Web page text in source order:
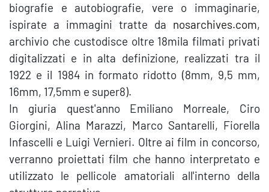
biografie e autobiografie, vere o immaginarie,
ispirate a immagini tratte da nosarchives.com,
archivio che custodisce oltre 18mila filmati privati
digitalizzati e in alta definizione, realizzati tra il
1922 e il 1984 in formato ridotto (8mm, 9,5 mm,
16mm, 17,5mm e super8).
In giuria quest'anno Emiliano Morreale, Ciro
Giorgini, Alina Marazzi, Marco Santarelli, Fiorella
Infascelli e Luigi Vernieri. Oltre ai film in concorso,
verranno proiettati film che hanno interpretato e
utilizzato le pellicole amatoriali all'interno della